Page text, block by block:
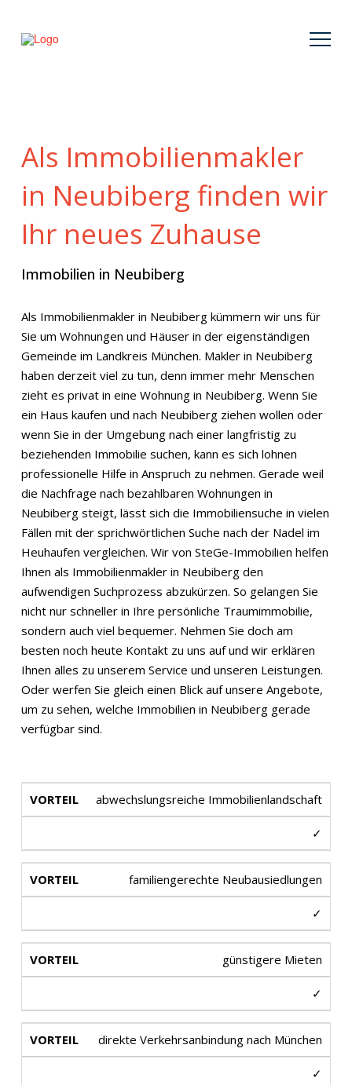
Als Immobilienmakler
in Neubiberg finden wir
Ihr neues Zuhause
Immobilien in Neubiberg
Als Immobilienmakler in Neubiberg kümmern wir uns für
Sie um Wohnungen und Häuser in der eigenständigen
Gemeinde im Landkreis München. Makler in Neubiberg
haben derzeit viel zu tun, denn immer mehr Menschen
zieht es privat in eine Wohnung in Neubiberg. Wenn Sie
ein Haus kaufen und nach Neubiberg ziehen wollen oder
wenn Sie in der Umgebung nach einer langfristig zu
beziehenden Immobilie suchen, kann es sich lohnen
professionelle Hilfe in Anspruch zu nehmen. Gerade weil
die Nachfrage nach bezahlbaren Wohnungen in
Neubiberg steigt, lässt sich die Immobiliensuche in vielen
Fällen mit der sprichwörtlichen Suche nach der Nadel im
Heuhaufen vergleichen. Wir von SteGe-Immobilien helfen
Ihnen als Immobilienmakler in Neubiberg den
aufwendigen Suchprozess abzukürzen. So gelangen Sie
nicht nur schneller in Ihre persönliche Traumimmobilie,
sondern auch viel bequemer. Nehmen Sie doch am
besten noch heute Kontakt zu uns auf und wir erklären
Ihnen alles zu unserem Service und unseren Leistungen.
Oder werfen Sie gleich einen Blick auf unsere Angebote,
um zu sehen, welche Immobilien in Neubiberg gerade
verfügbar sind.
abwechslungsreiche Immobilienlandschaft
✓
familiengerechte Neubausiedlungen
✓
günstigere Mieten
✓
direkte Verkehrsanbindung nach München
✓